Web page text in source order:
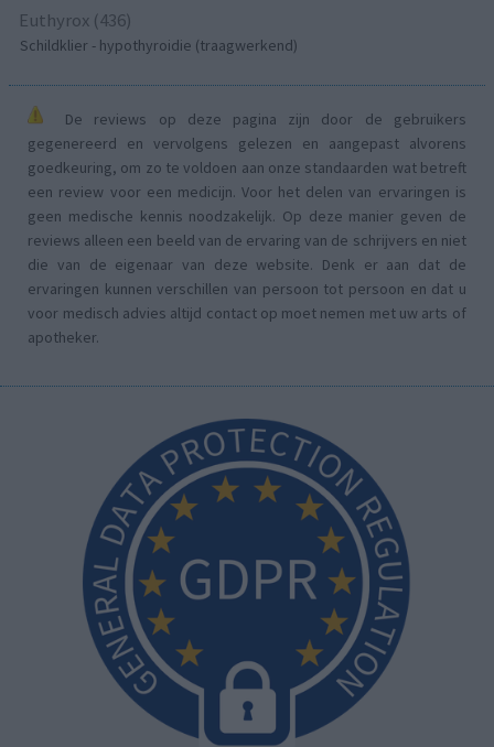
Euthyrox (436)
Schildklier - hypothyroidie (traagwerkend)
De reviews op deze pagina zijn door de gebruikers
gegenereerd en vervolgens gelezen en aangepast alvorens
goedkeuring, om zo te voldoen aan onze standaarden wat betreft
een review voor een medicijn. Voor het delen van ervaringen is
geen medische kennis noodzakelijk. Op deze manier geven de
reviews alleen een beeld van de ervaring van de schrijvers en niet
die van de eigenaar van deze website. Denk er aan dat de
ervaringen kunnen verschillen van persoon tot persoon en dat u
voor medisch advies altijd contact op moet nemen met uw arts of
apotheker.